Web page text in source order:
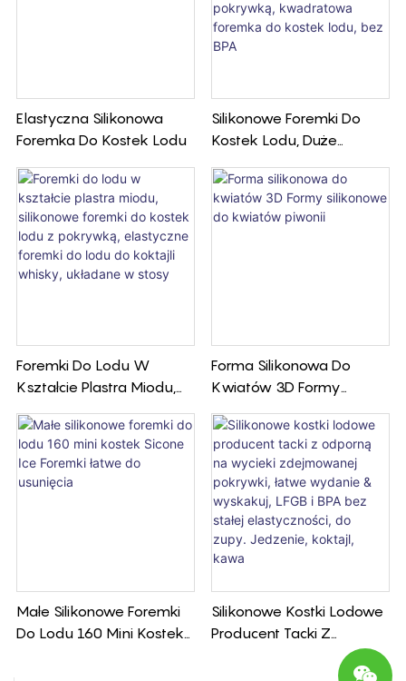
Elastyczna Silikonowa
Foremka Do Kostek Lodu
Silikonowe Foremki Do
Kostek Lodu, Duże
Kostek Lodu, Z Szczelną,
Zdejmowaną Pokrywką,
Kwadratowa Foremka Do
Foremki Do Lodu W
Kształcie Plastra Miodu,
Kostek Lodu Z Pokrywką,
Elastyczne Foremki Do
Lodu Do Koktajli Whisky,
Układane W Stosy
Forma Silikonowa Do
Kwiatów 3D Formy
Piwonii
Małe Silikonowe Foremki
Do Lodu 160 Mini Kostek
Silikonowe Kostki Lodowe
Producent Tacki Z
Odporną Na Wycieki
Zdejmowanej Pokrywki,